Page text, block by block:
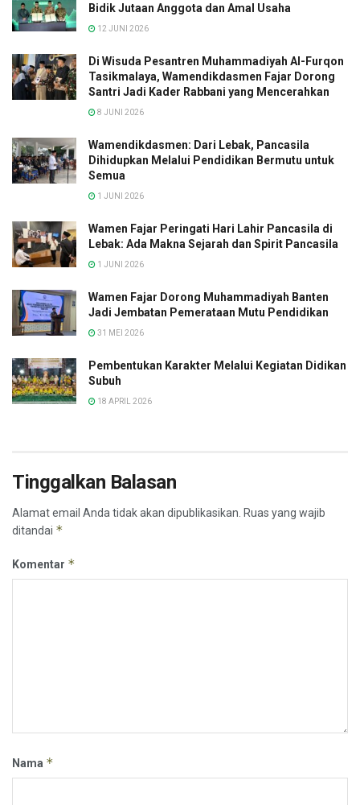
Bidik Jutaan Anggota dan Amal Usaha
12 JUNI 2026
Di Wisuda Pesantren Muhammadiyah Al-Furqon
Tasikmalaya, Wamendikdasmen Fajar Dorong
Santri Jadi Kader Rabbani yang Mencerahkan
8 JUNI 2026
Wamendikdasmen: Dari Lebak, Pancasila
Dihidupkan Melalui Pendidikan Bermutu untuk
Semua
1 JUNI 2026
Wamen Fajar Peringati Hari Lahir Pancasila di
Lebak: Ada Makna Sejarah dan Spirit Pancasila
1 JUNI 2026
Wamen Fajar Dorong Muhammadiyah Banten
Jadi Jembatan Pemerataan Mutu Pendidikan
31 MEI 2026
Pembentukan Karakter Melalui Kegiatan Didikan
Subuh
18 APRIL 2026
Tinggalkan Balasan
Alamat email Anda tidak akan dipublikasikan. Ruas yang wajib
ditandai *
Komentar *
Nama *